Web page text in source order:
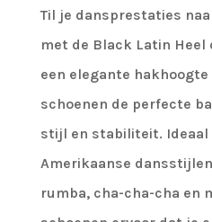
Til je dansprestaties
met de Black Latin Heel
een elegante hakhoogte
schoenen de perfecte
stijl en stabiliteit. Ideaal
Amerikaanse
rumba, cha-cha-cha en